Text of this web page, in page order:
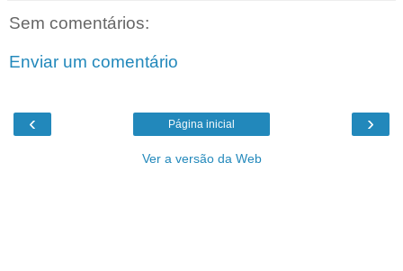
Sem comentários:
Enviar um comentário
‹ ›
Página inicial
Ver a versão da Web